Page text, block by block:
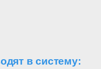
в систему: